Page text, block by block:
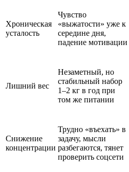
Хроническая
усталость
Чувство
«выжатости» уже к
середине дня,
падение мотивации
Лишний вес
Незаметный, но
стабильный набор
1–2 кг в год при
том же питании
Снижение
концентрации
Трудно «въехать» в
задачу, мысли
разбегаются, тянет
проверить соцсети